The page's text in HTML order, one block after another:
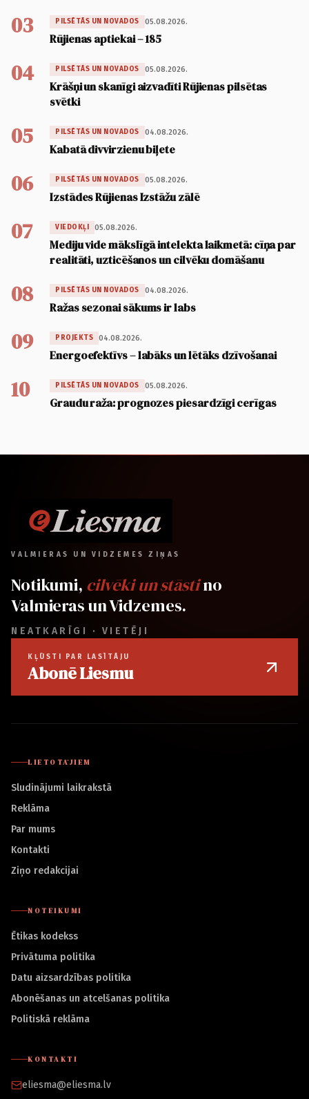
03 PILSĒTĀS UN NOVADOS 05.08.2026.
Rūjienas aptiekai – 185
04 PILSĒTĀS UN NOVADOS 05.08.2026.
Krāšņi un skanīgi aizvadīti Rūjienas pilsētas
svētki
05 PILSĒTĀS UN NOVADOS 04.08.2026.
Kabatā divvirzienu biļete
06 PILSĒTĀS UN NOVADOS 05.08.2026.
Izstādes Rūjienas Izstāžu zālē
07 VIEDOKĻI 05.08.2026.
Mediju vide mākslīgā intelekta laikmetā: cīņa par
realitāti, uzticēšanos un cilvēku domāšanu
08 PILSĒTĀS UN NOVADOS 04.08.2026.
Ražas sezonai sākums ir labs
09 PROJEKTS 04.08.2026.
Energoefektīvs – labāks un lētāks dzīvošanai
10 PILSĒTĀS UN NOVADOS 05.08.2026.
Graudu raža: prognozes piesardzīgi cerīgas
VALMIERAS UN VIDZEMES ZIŅAS
Notikumi, cilvēki un stāstino
Valmieras un Vidzemes.
NEATKARĪGI · VIETĒJI
KĻŪSTI PAR LASĪTĀJU
Abonē Liesmu
LIETOTĀJIEM
Sludinājumi laikrakstā
Reklāma
Par mums
Kontakti
Ziņo redakcijai
NOTEIKUMI
Ētikas kodekss
Privātuma politika
Datu aizsardzības politika
Abonēšanas un atcelšanas politika
Politiskā reklāma
KONTAKTI
eliesma@eliesma.lv